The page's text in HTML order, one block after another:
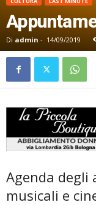
Di admin - 14/09/2019
Agenda
musicali e